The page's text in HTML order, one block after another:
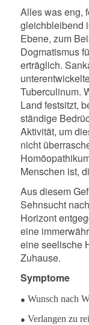
Alles was eng,
gleichbleibend
Ebene, zum
Dogmatismus
erträglich.
Tuberculinum.
Land festsitzt,
ständige
Aktivität, um
nicht
Menschen ist,
Aus diesem
Sehnsucht
Horizont
eine
eine seelische
Zuhause.
Symptome
● Wunsch nach
● Verlangen zu